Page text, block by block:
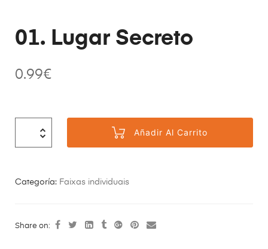
01. Lugar Secreto
0.99€
Añadir Al Carrito
Categoría: Faixas individuais
Share on: